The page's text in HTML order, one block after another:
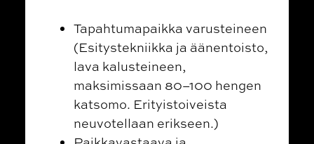
Tapahtumapaikka varusteineen
(Esitystekniikka ja äänentoisto,
lava kalusteineen,
maksimissaan 80–100 hengen
katsomo. Erityistoiveista
neuvotellaan erikseen.)